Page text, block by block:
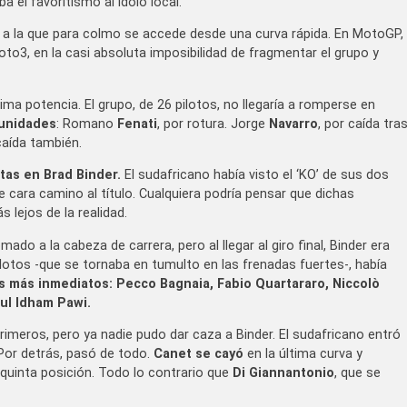
que para colmo se accede desde una curva rápida. En MotoGP,
en la casi absoluta imposibilidad de fragmentar el grupo y
potencia. El grupo, de 26 pilotos, no llegaría a romperse en
: Romano Fenati, por rotura. Jorge Navarro, por caída tras
también.
en Brad Binder. El sudafricano había visto el ‘KO’ de sus dos
camino al título. Cualquiera podría pensar que dichas
lejos de la realidad.
a la cabeza de carrera, pero al llegar al giro final, Binder era
-que se tornaba en tumulto en las frenadas fuertes-, había
inmediatos: Pecco Bagnaia, Fabio Quartararo, Niccolò
Idham Pawi.
pero ya nadie pudo dar caza a Binder. El sudafricano entró
detrás, pasó de todo. Canet se cayó en la última curva y
posición. Todo lo contrario que Di Giannantonio, que se